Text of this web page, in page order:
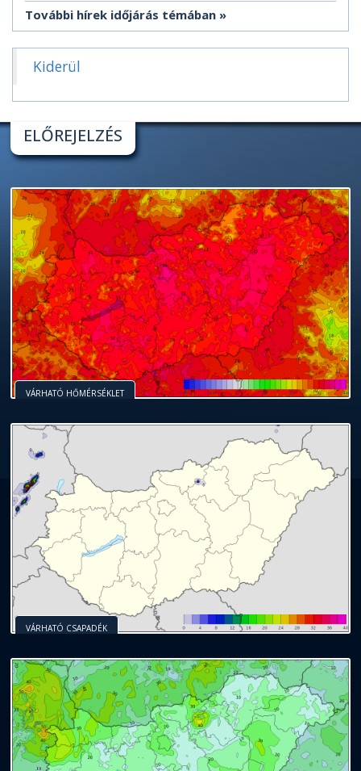
További hírek időjárás témában
Kiderül
ELŐREJELZÉS
VÁRHATÓ HŐMÉRSÉKLET
VÁRHATÓ CSAPADÉK